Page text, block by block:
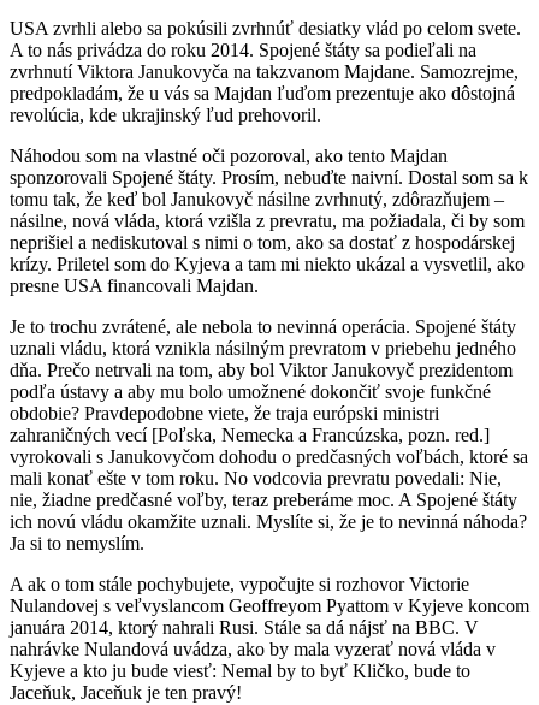
USA zvrhli alebo sa pokúsili zvrhnúť desiatky vlád po celom svete.
A to nás privádza do roku 2014. Spojené štáty sa podieľali na
zvrhnutí Viktora Janukovyča na takzvanom Majdane. Samozrejme,
predpokladám, že u vás sa Majdan ľuďom prezentuje ako dôstojná
revolúcia, kde ukrajinský ľud prehovoril.
Náhodou som na vlastné oči pozoroval, ako tento Majdan
sponzorovali Spojené štáty. Prosím, nebuďte naivní. Dostal som sa k
tomu tak, že keď bol Janukovyč násilne zvrhnutý, zdôrazňujem –
násilne, nová vláda, ktorá vzišla z prevratu, ma požiadala, či by som
neprišiel a nediskutoval s nimi o tom, ako sa dostať z hospodárskej
krízy. Priletel som do Kyjeva a tam mi niekto ukázal a vysvetlil, ako
presne USA financovali Majdan.
Je to trochu zvrátené, ale nebola to nevinná operácia. Spojené štáty
uznali vládu, ktorá vznikla násilným prevratom v priebehu jedného
dňa. Prečo netrvali na tom, aby bol Viktor Janukovyč prezidentom
podľa ústavy a aby mu bolo umožnené dokončiť svoje funkčné
obdobie? Pravdepodobne viete, že traja európski ministri
zahraničných vecí [Poľska, Nemecka a Francúzska, pozn. red.]
vyrokovali s Janukovyčom dohodu o predčasných voľbách, ktoré sa
mali konať ešte v tom roku. No vodcovia prevratu povedali: Nie,
nie, žiadne predčasné voľby, teraz preberáme moc. A Spojené štáty
ich novú vládu okamžite uznali. Myslíte si, že je to nevinná náhoda?
Ja si to nemyslím.
A ak o tom stále pochybujete, vypočujte si rozhovor Victorie
Nulandovej s veľvyslancom Geoffreyom Pyattom v Kyjeve koncom
januára 2014, ktorý nahrali Rusi. Stále sa dá nájsť na BBC. V
nahrávke Nulandová uvádza, ako by mala vyzerať nová vláda v
Kyjeve a kto ju bude viesť: Nemal by to byť Kličko, bude to
Jaceňuk, Jaceňuk je ten pravý!